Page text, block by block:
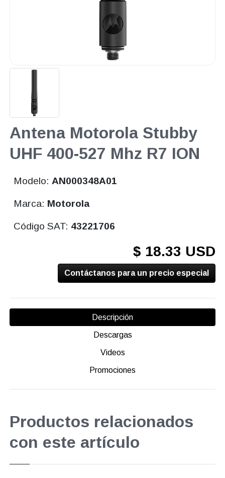
Antena Motorola Stubby
UHF 400-527 Mhz R7 ION
Modelo: AN000348A01
Marca: Motorola
Código SAT: 43221706
$ 18.33 USD
Contáctanos para un precio especial
Descripción
Descargas
Videos
Promociones
Productos relacionados
con este artículo